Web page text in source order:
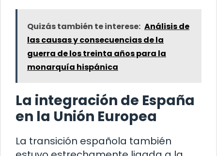
Quizás también te interese: Análisis de
las causas y consecuencias de la
guerra de los treinta años para la
monarquía hispánica
La integración de España
en la Unión Europea
La transición española también